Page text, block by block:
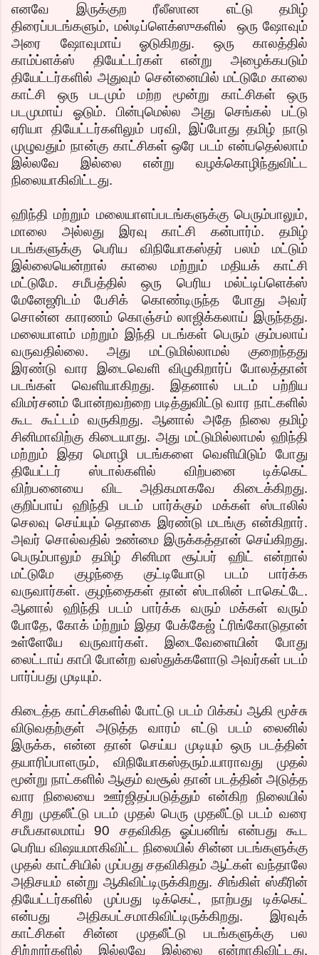
எனவே இருக்குற ரீலீஸான எட்டு தமிழ்
திரைப்படங்களும், மல்டிப்ளெக்ஸுகளில் ஒரு ஷோவும்
அரை ஷோவுமாய் ஓடுகிறது. ஒரு காலத்தில்
காம்ப்ளக்ஸ் தியேட்டர்கள் என்று அழைக்கபடும்
தியேட்டர்களில் அதுவும் சென்னையில் மட்டுமே காலை
காட்சி ஒரு படமும் மற்ற மூன்று காட்சிகள் ஒரு
படமுமாய் ஓடும். பின்புமெல்ல அது செங்கல் பட்டு
ஏரியா தியேட்டர்களிலும் பரவி, இப்போது தமிழ் நாடு
முழுவதும் நான்கு காட்சிகள் ஒரே படம் என்பதெல்லாம்
இல்லவே இல்லை என்று வழக்கொழிந்துவிட்ட
நிலையாகிவிட்டது.
ஹிந்தி மற்றும் மலையாளப்படங்களுக்கு பெரும்பாலும்,
மாலை அல்லது இரவு காட்சி கன்பார்ம். தமிழ்
படங்களுக்கு பெரிய விநியோகஸ்தர் பலம் மட்டும்
இல்லையென்றால் காலை மற்றும் மதியக் காட்சி
மட்டுமே. சமீபத்தில் ஒரு பெரிய மல்ட்டிப்ளெக்ஸ்
மேனேஜரிடம் பேசிக் கொண்டிருந்த போது அவர்
சொன்ன காரணம் கொஞ்சம் லாஜிக்கலாய் இருந்தது.
மலையாளம் மற்றும் இந்தி படங்கள் பெரும் கும்பலாய்
வருவதில்லை. அது மட்டுமில்லாமல் குறைந்தது
இரண்டு வார இடைவெளி விழுகிறார்ப் போலத்தான்
படங்கள் வெளியாகிறது. இதனால் படம் பற்றிய
விமர்சனம் போன்றவற்றை படித்துவிட்டு வார நாட்களில்
கூட கூட்டம் வருகிறது. ஆனால் அதே நிலை தமிழ்
சினிமாவிற்கு கிடையாது. அது மட்டுமில்லாமல் ஹிந்தி
மற்றும் இதர மொழி படங்களை வெளியிடும் போது
தியேட்டர் ஸ்டால்களில் விற்பனை டிக்கெட்
விற்பனையை விட அதிகமாகவே கிடைக்கிறது.
குறிப்பாய் ஹிந்தி படம் பார்க்கும் மக்கள் ஸ்டாலில்
செலவு செய்யும் தொகை இரண்டு மடங்கு என்கிறார்.
அவர் சொல்வதில் உண்மை இருக்கத்தான் செய்கிறது.
பெரும்பாலும் தமிழ் சினிமா சூப்பர் ஹிட் என்றால்
மட்டுமே குழந்தை குட்டியோடு படம் பார்க்க
வருவார்கள். குழந்தைகள் தான் ஸ்டாலின் டாகெட்டே.
ஆனால் ஹிந்தி படம் பார்க்க வரும் மக்கள் வரும்
போதே, கோக் ம்ற்றும் இதர பேக்கேஜ் ட்ரிங்கோடுதான்
உள்ளேயே வருவார்கள். இடைவேளையின் போது
லைட்டாய் காபி போன்ற வஸ்துக்களோடு அவர்கள் படம்
பார்ப்பது முடியும்.
கிடைத்த காட்சிகளில் போட்டு படம் பிக்கப் ஆகி மூச்சு
விடுவதற்குள் அடுத்த வாரம் எட்டு படம் லைனில்
இருக்க, என்ன தான் செய்ய முடியும் ஒரு படத்தின்
தயாரிப்பாளரும், விநியோகஸ்தரும்.யாராவது முதல்
மூன்று நாட்களில் ஆகும் வசூல் தான் படத்தின் அடுத்த
வார நிலையை ஊர்ஜிதப்படுத்தும் என்கிற நிலையில்
சிறு முதலீட்டு படம் முதல் பெரு முதலீட்டு படம் வரை
சமீபகாலமாய் 90 சதவிகித ஓப்பனிங் என்பது கூட
பெரிய விஷயமாகிவிட்ட நிலையில் சின்ன படங்களுக்கு
முதல் காட்சியில் முப்பது சதவிகிதம் ஆட்கள் வந்தாலே
அதிசயம் என்று ஆகிவிட்டிருக்கிறது. சிங்கிள் ஸ்கீரின்
தியேட்டர்களில் முப்பது டிக்கெட், நாற்பது டிக்கெட்
என்பது அதிகபட்சமாகிவிட்டிருக்கிறது. இரவுக்
காட்சிகள் சின்ன முதலீட்டு படங்களுக்கு பல
சிற்றூர்களில் இல்லவே இல்லை என்றாகிவிட்டது.